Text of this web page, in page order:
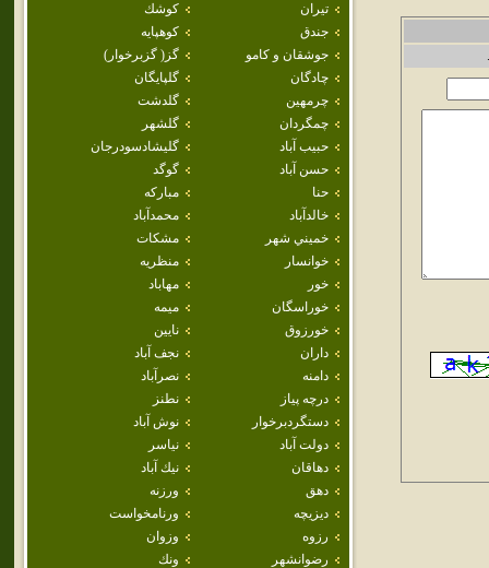
تيران
كوشك
جندق
كوهپايه
جوشقان و كامو
گز( گزبرخوار)
چادگان
گلپايگان
چرمهين
گلدشت
چمگردان
گلشهر
حبيب آباد
گليشادسودرجان
حسن آباد
گوگد
حنا
مباركه
خالدآباد
محمدآباد
خميني شهر
مشكات
خوانسار
منظريه
خور
مهاباد
خوراسگان
ميمه
خورزوق
نايين
داران
نجف آباد
دامنه
نصرآباد
درچه پياز
نطنز
دستگردبرخوار
نوش آباد
دولت آباد
نياسر
دهاقان
نيك آباد
دهق
ورزنه
ديزيچه
ورنامخواست
رزوه
وزوان
رضوانشهر
ونك